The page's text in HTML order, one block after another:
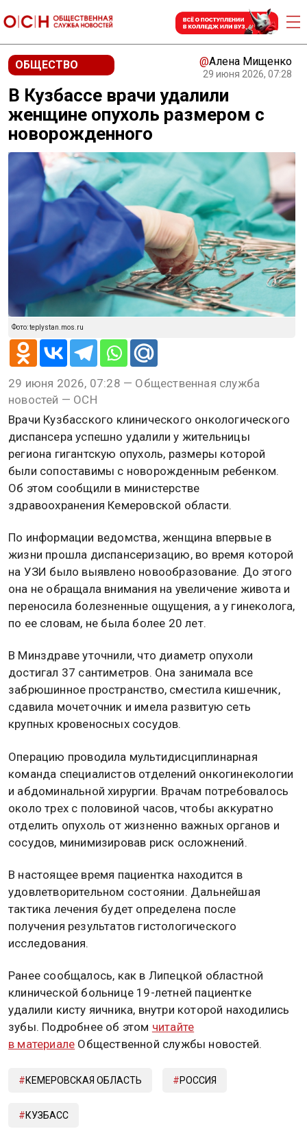
ОБЩЕСТВО @Алена Мищенко
29 июня 2026, 07:28
В Кузбассе врачи удалили
женщине опухоль размером с
новорожденного
Фото: teplystan.mos.ru
29 июня 2026, 07:28 — Общественная служба
новостей — ОСН
Врачи Кузбасского клинического онкологического
диспансера успешно удалили у жительницы
региона гигантскую опухоль, размеры которой
были сопоставимы с новорожденным ребенком.
Об этом сообщили в министерстве
здравоохранения Кемеровской области.
По информации ведомства, женщина впервые в
жизни прошла диспансеризацию, во время которой
на УЗИ было выявлено новообразование. До этого
она не обращала внимания на увеличение живота и
переносила болезненные ощущения, а у гинеколога,
по ее словам, не была более 20 лет.
В Минздраве уточнили, что диаметр опухоли
достигал 37 сантиметров. Она занимала все
забрюшинное пространство, сместила кишечник,
сдавила мочеточник и имела развитую сеть
крупных кровеносных сосудов.
Операцию проводила мультидисциплинарная
команда специалистов отделений онкогинекологии
и абдоминальной хирургии. Врачам потребовалось
около трех с половиной часов, чтобы аккуратно
отделить опухоль от жизненно важных органов и
сосудов, минимизировав риск осложнений.
В настоящее время пациентка находится в
удовлетворительном состоянии. Дальнейшая
тактика лечения будет определена после
получения результатов гистологического
Ранее сообщалось, как в Липецкой областной
клинической больнице 19-летней пациентке
удалили кисту яичника, внутри которой находились
зубы. Подробнее об этомчитайте